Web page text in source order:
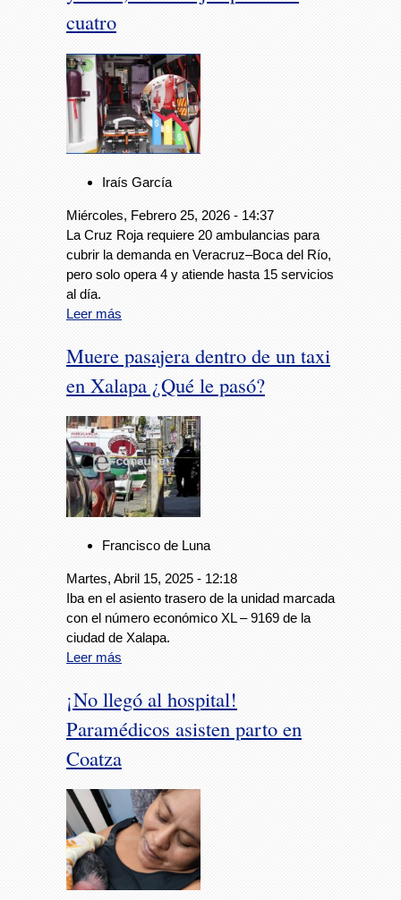
cuatro
Iraís García
Miércoles, Febrero 25, 2026 - 14:37
La Cruz Roja requiere 20 ambulancias para
cubrir la demanda en Veracruz–Boca del Río,
pero solo opera 4 y atiende hasta 15 servicios
al día.
Leer más
Muere pasajera dentro de un taxi
en Xalapa ¿Qué le pasó?
Francisco de Luna
Martes, Abril 15, 2025 - 12:18
Iba en el asiento trasero de la unidad marcada
con el número económico XL – 9169 de la
ciudad de Xalapa.
Leer más
¡No llegó al hospital!
Paramédicos asisten parto en
Coatza